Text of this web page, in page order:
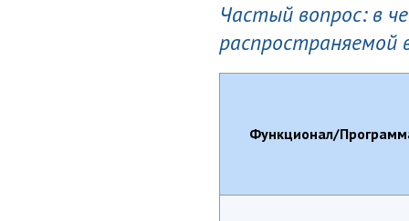
Частый вопрос: в
распространяемой
Функционал/